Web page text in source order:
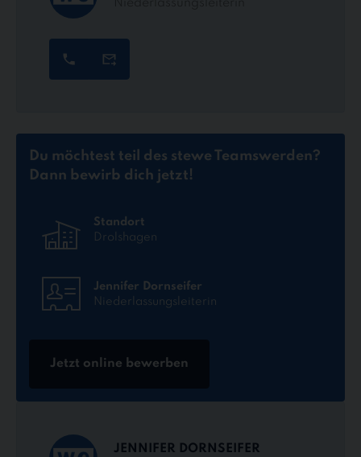
Du möchtest teil des stewe Teamswerden?
Dann bewirb dich jetzt!
Standort
Drolshagen
Jennifer Dornseifer
Niederlassungsleiterin
Jetzt online bewerben
JENNIFER DORNSEIFER